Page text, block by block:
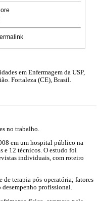
em Enfermagem da USP,
Fortaleza (CE), Brasil.
no trabalho.
em um hospital público na
e 12 técnicos. O estudo foi
individuais, com roteiro
de terapia pós-operatória; fatores
desempenho profissional.